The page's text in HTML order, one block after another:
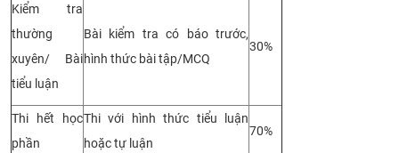
Kiểm tra
thường
xuyên/ Bài
tiểu luận
Bài kiểm tra có báo trước,
hình thức bài tập/MCQ
30%
Thi hết học
phần
Thi với hình thức tiểu luận
hoặc tự luận
70%